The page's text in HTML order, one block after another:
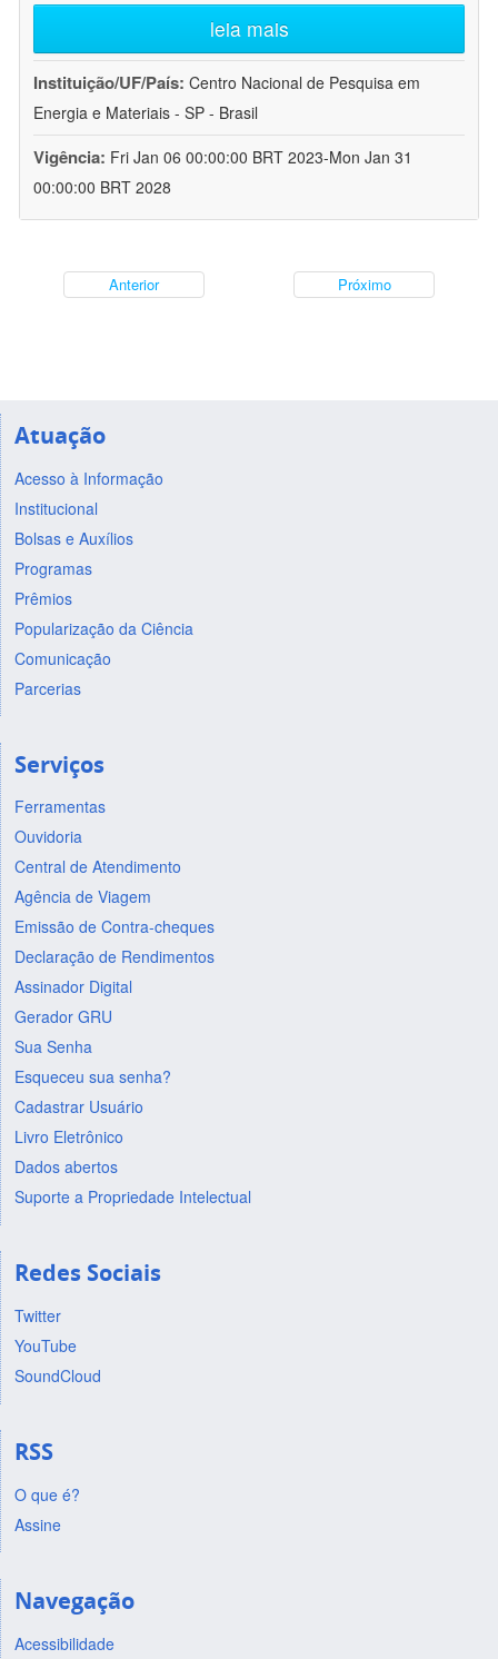
leia mais
Instituição/UF/País: Centro Nacional de Pesquisa em
Energia e Materiais - SP - Brasil
Vigência: Fri Jan 06 00:00:00 BRT 2023-Mon Jan 31
00:00:00 BRT 2028
Anterior Próximo
Atuação
Acesso à Informação
Institucional
Bolsas e Auxílios
Programas
Prêmios
Popularização da Ciência
Comunicação
Parcerias
Serviços
Ferramentas
Ouvidoria
Central de Atendimento
Agência de Viagem
Emissão de Contra-cheques
Declaração de Rendimentos
Assinador Digital
Gerador GRU
Sua Senha
Esqueceu sua senha?
Cadastrar Usuário
Livro Eletrônico
Dados abertos
Suporte a Propriedade Intelectual
Redes Sociais
Twitter
YouTube
SoundCloud
RSS
O que é?
Assine
Navegação
Acessibilidade